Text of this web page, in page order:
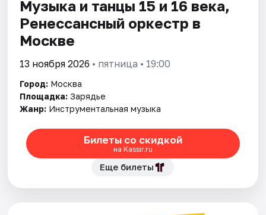
Музыка и танцы 15 и 16 века,
Ренессансный оркестр в
Москве
13 ноября 2026 • пятница • 19:00
Город: Москва
Площадка: Зарядье
Жанр: Инструментальная музыка
Билеты со скидкой
на Kassir.ru
Еще билеты